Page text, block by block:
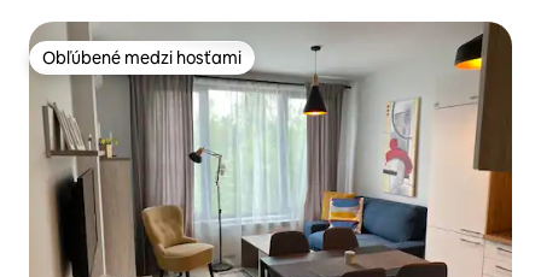
Obľúbené medzi hosťami
Obľúbené medzi hosťami